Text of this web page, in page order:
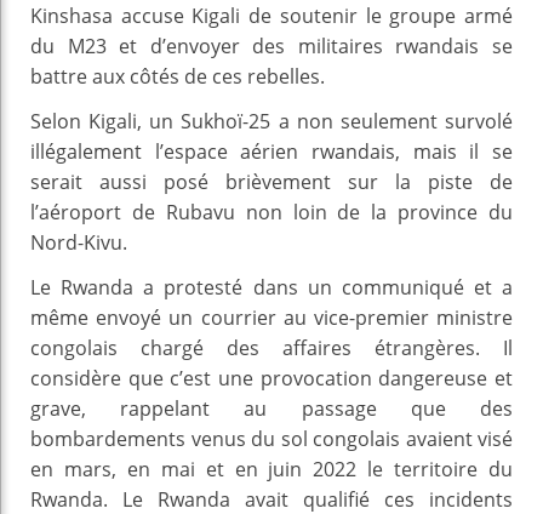
Kinshasa accuse Kigali de soutenir le groupe armé
du M23 et d’envoyer des militaires rwandais se
battre aux côtés de ces rebelles.
Selon Kigali, un Sukhoï-25 a non seulement survolé
illégalement l’espace aérien rwandais, mais il se
serait aussi posé brièvement sur la piste de
l’aéroport de Rubavu non loin de la province du
Nord-Kivu.
Le Rwanda a protesté dans un communiqué et a
même envoyé un courrier au vice-premier ministre
congolais chargé des affaires étrangères. Il
considère que c’est une provocation dangereuse et
grave, rappelant au passage que des
bombardements venus du sol congolais avaient visé
en mars, en mai et en juin 2022 le territoire du
Rwanda. Le Rwanda avait qualifié ces incidents